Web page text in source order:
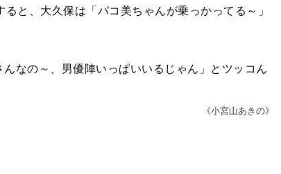
と、大久保は「パコ美ちゃんが乗っかってる～」
なの～、男優陣いっぱいいるじゃん」とツッコん
《小宮山あきの》